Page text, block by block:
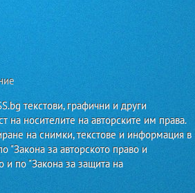
демонтаж на тежкотоварни гуми;
камиони;
и изискват специално обучение.
за тежкотоварни протоколи;
EBS;
електронни системи от леките
специализирана техника.
текстови, графични и други
на носителите на авторските им права.
на снимки, текстове и информация в
"Закона за авторското право и
и по "Закона за защита на